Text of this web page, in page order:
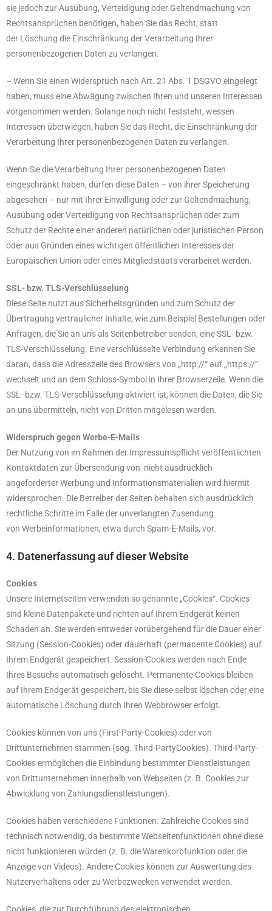
sie jedoch zur Ausübung, Verteidigung oder Geltendmachung von
Rechtsansprüchen benötigen, haben Sie das Recht, statt
der Löschung die Einschränkung der Verarbeitung Ihrer
personenbezogenen Daten zu verlangen.
– Wenn Sie einen Widerspruch nach Art. 21 Abs. 1 DSGVO eingelegt
haben, muss eine Abwägung zwischen Ihren und unseren Interessen
vorgenommen werden. Solange noch nicht feststeht, wessen
Interessen überwiegen, haben Sie das Recht, die Einschränkung der
Verarbeitung Ihrer personenbezogenen Daten zu verlangen.
Wenn Sie die Verarbeitung Ihrer personenbezogenen Daten
eingeschränkt haben, dürfen diese Daten – von ihrer Speicherung
abgesehen – nur mit Ihrer Einwilligung oder zur Geltendmachung,
Ausübung oder Verteidigung von Rechtsansprüchen oder zum
Schutz der Rechte einer anderen natürlichen oder juristischen Person
oder aus Gründen eines wichtigen öffentlichen Interesses der
Europäischen Union oder eines Mitgliedstaats verarbeitet werden.
SSL- bzw. TLS-Verschlüsselung
Diese Seite nutzt aus Sicherheitsgründen und zum Schutz der
Übertragung vertraulicher Inhalte, wie zum Beispiel Bestellungen oder
Anfragen, die Sie an uns als Seitenbetreiber senden, eine SSL- bzw.
TLS-Verschlüsselung. Eine verschlüsselte Verbindung erkennen Sie
daran, dass die Adresszeile des Browsers von „http://“ auf „https://“
wechselt und an dem Schloss-Symbol in Ihrer Browserzeile. Wenn die
SSL- bzw. TLS-Verschlüsselung aktiviert ist, können die Daten, die Sie
an uns übermitteln, nicht von Dritten mitgelesen werden.
Widerspruch gegen Werbe-E-Mails
Der Nutzung von im Rahmen der Impressumspflicht veröffentlichten
Kontaktdaten zur Übersendung von nicht ausdrücklich
angeforderter Werbung und Informationsmaterialien wird hiermit
widersprochen. Die Betreiber der Seiten behalten sich ausdrücklich
rechtliche Schritte im Falle der unverlangten Zusendung
von Werbeinformationen, etwa durch Spam-E-Mails, vor.
4. Datenerfassung auf dieser Website
Cookies
Unsere Internetseiten verwenden so genannte „Cookies“. Cookies
sind kleine Datenpakete und richten auf Ihrem Endgerät keinen
Schaden an. Sie werden entweder vorübergehend für die Dauer einer
Sitzung (Session-Cookies) oder dauerhaft (permanente Cookies) auf
Ihrem Endgerät gespeichert. Session-Cookies werden nach Ende
Ihres Besuchs automatisch gelöscht. Permanente Cookies bleiben
auf Ihrem Endgerät gespeichert, bis Sie diese selbst löschen oder eine
automatische Löschung durch Ihren Webbrowser erfolgt.
Cookies können von uns (First-Party-Cookies) oder von
Drittunternehmen stammen (sog. Third-PartyCookies). Third-Party-
Cookies ermöglichen die Einbindung bestimmter Dienstleistungen
von Drittunternehmen innerhalb von Webseiten (z. B. Cookies zur
Abwicklung von Zahlungsdienstleistungen).
Cookies haben verschiedene Funktionen. Zahlreiche Cookies sind
technisch notwendig, da bestimmte Webseitenfunktionen ohne diese
nicht funktionieren würden (z. B. die Warenkorbfunktion oder die
Anzeige von Videos). Andere Cookies können zur Auswertung des
Nutzerverhaltens oder zu Werbezwecken verwendet werden.